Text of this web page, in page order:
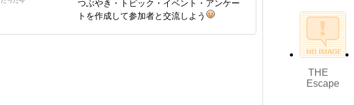
つぶやき・トピック・イベント・アンケー
トを作成して参加者と交流しよう
THE
Escape